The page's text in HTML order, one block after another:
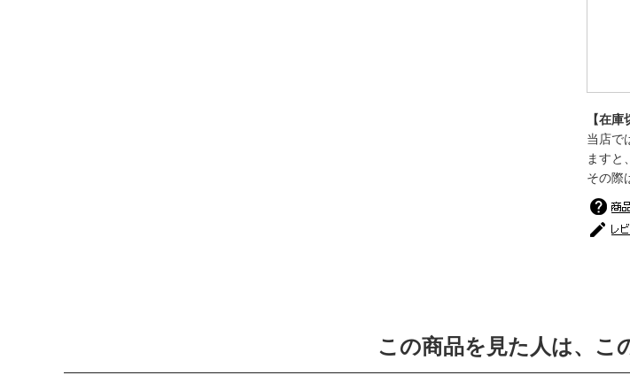
【在庫
当店で
ますと
その際
この商品を見た人は、こ